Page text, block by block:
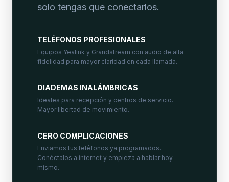
solo tengas que conectarlos.
TELÉFONOS PROFESIONALES
Equipos Yealink y Grandstream con audio de alta
fidelidad para mayor claridad en cada llamada.
DIADEMAS INALÁMBRICAS
Ideales para recepción y centros de servicio.
Mayor libertad de movimiento.
CERO COMPLICACIONES
Enviamos tus teléfonos ya programados.
Conéctalos a internet y empieza a hablar hoy
mismo.